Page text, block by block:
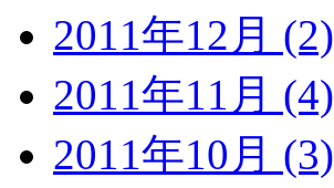
2011年12月 (2)
2011年11月 (4)
2011年10月 (3)